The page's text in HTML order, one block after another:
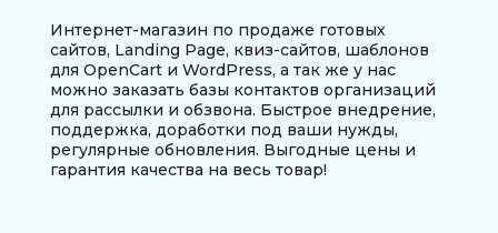
Интернет-магазин по продаже готовых
сайтов, Landing Page, квиз-сайтов, шаблонов
для OpenCart и WordPress, а так же у нас
можно заказать базы контактов организаций
для рассылки и обзвона. Быстрое внедрение,
поддержка, доработки под ваши нужды,
регулярные обновления. Выгодные цены и
гарантия качества на весь товар!